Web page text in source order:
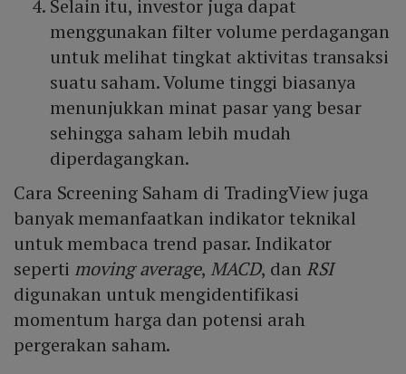
Selain itu, investor juga dapat
menggunakan filter volume perdagangan
untuk melihat tingkat aktivitas transaksi
suatu saham. Volume tinggi biasanya
menunjukkan minat pasar yang besar
sehingga saham lebih mudah
diperdagangkan.
Cara Screening Saham di TradingView juga
banyak memanfaatkan indikator teknikal
untuk membaca trend pasar. Indikator
seperti moving average, MACD, dan RSI
digunakan untuk mengidentifikasi
momentum harga dan potensi arah
pergerakan saham.